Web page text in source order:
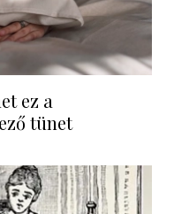
ez a
tünet